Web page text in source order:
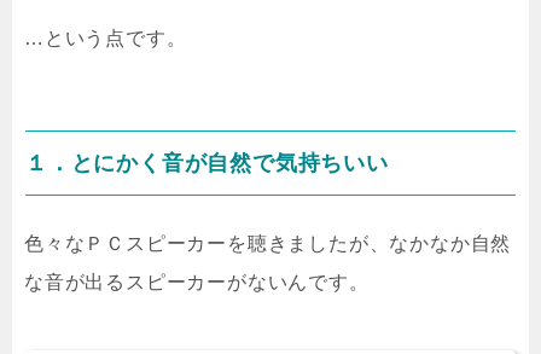
…という点です。
１．とにかく音が自然で気持ちいい
色々なＰＣスピーカーを聴きましたが、なかなか自然
な音が出るスピーカーがないんです。